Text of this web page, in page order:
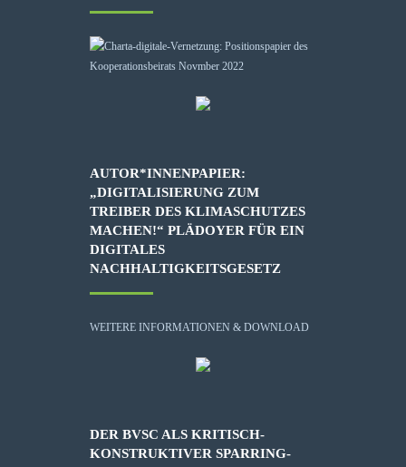
AUTOR*INNENPAPIER:
„DIGITALISIERUNG ZUM
TREIBER DES KLIMASCHUTZES
MACHEN!“ PLÄDOYER FÜR EIN
DIGITALES
NACHHALTIGKEITSGESETZ
WEITERE INFORMATIONEN & DOWNLOAD
DER BVSC ALS KRITISCH-
KONSTRUKTIVER SPARRING-